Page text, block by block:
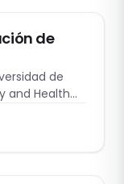
de
de
and Health…